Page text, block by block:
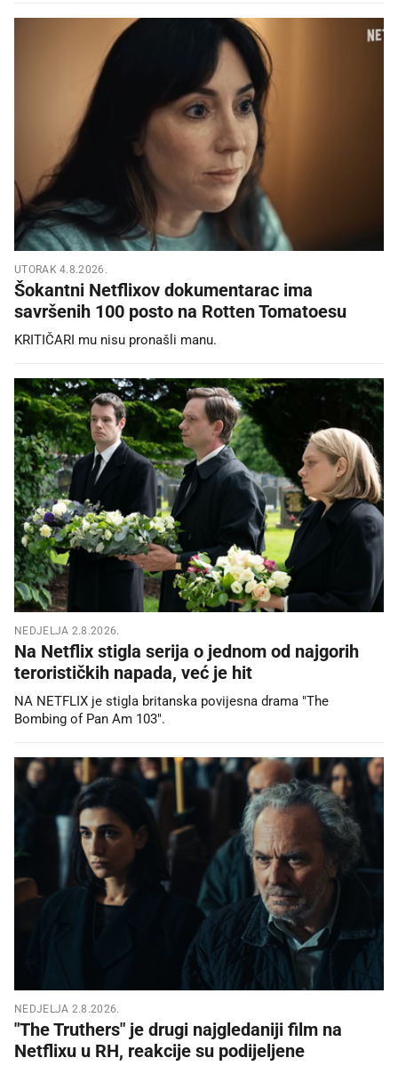
UTORAK 4.8.2026.
Šokantni Netflixov dokumentarac ima
savršenih 100 posto na Rotten Tomatoesu
KRITIČARI mu nisu pronašli manu.
NEDJELJA 2.8.2026.
Na Netflix stigla serija o jednom od najgorih
terorističkih napada, već je hit
NA NETFLIX je stigla britanska povijesna drama "The
Bombing of Pan Am 103".
NEDJELJA 2.8.2026.
"The Truthers" je drugi najgledaniji film na
Netflixu u RH, reakcije su podijeljene